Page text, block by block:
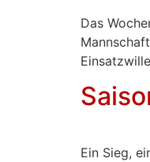
Das
Ein Sieg,